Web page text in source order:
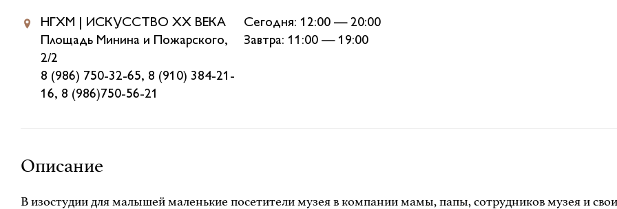
НГХМ | ИСКУССТВО XX ВЕКА
Площадь Минина и Пожарского,
2/2
8 (986) 750-32-65, 8 (910) 384-21-
16, 8 (986)750-56-21
Сегодня: 12:00 — 20:00
Завтра: 11:00 — 19:00
Описание
В изостудии для малышей маленькие посетители музея в компании мамы, папы, сотрудников музея и